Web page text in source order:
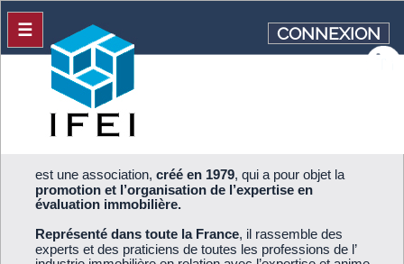
est une association,créé en 1979, qui a pour objet la
promotion et l’organisation de l’expertise en
évaluation immobilière.
Représenté dans toute la France, il rassemble des
experts et des praticiens de toutes les professions de l’
CONNEXION
☰